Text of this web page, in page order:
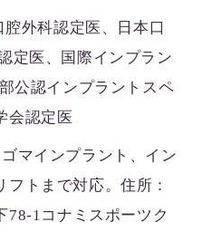
外科認定医、日本口
定医、国際インプラン
公認インプラントスペ
会認定医
マインプラント、イン
トまで対応。住所：
78-1コナミスポーツク